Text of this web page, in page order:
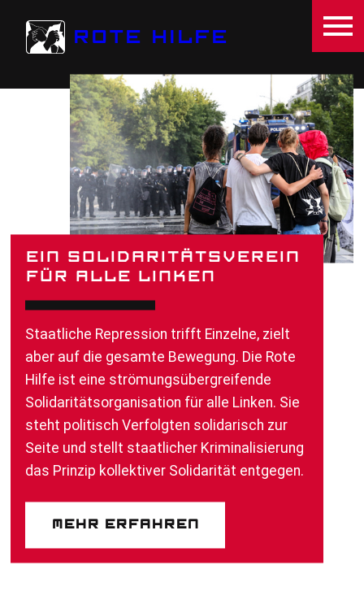
ROTE HILFE
START
EIN SOLIDARITÄTS­­VEREIN
FÜR ALLE LINKEN
Staatliche Repression trifft Einzelne, zielt
aber auf die gesamte Bewegung. Die Rote
Hilfe ist eine strömungsübergreifende
Solidaritätsorganisation für alle Linken. Sie
steht politisch Verfolgten solidarisch zur
Seite und stellt staatlicher Kriminalisierung
das Prinzip kollektiver Solidarität entgegen.
Mehr erfahren